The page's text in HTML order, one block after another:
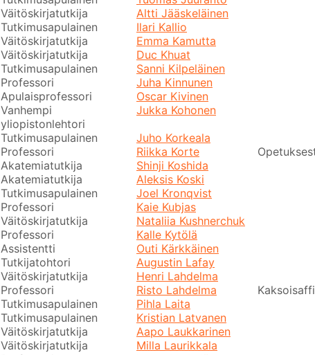
Väitöskirjatutkija
Altti Jääskeläinen
Tutkimusapulainen
Ilari Kallio
Väitöskirjatutkija
Emma Kamutta
Väitöskirjatutkija
Duc Khuat
Tutkimusapulainen
Sanni Kilpeläinen
Professori
Juha Kinnunen
Apulaisprofessori
Oscar Kivinen
Vanhempi
yliopistonlehtori
Jukka Kohonen
Tutkimusapulainen
Juho Korkeala
Professori
Riikka Korte
Akatemiatutkija
Shinji Koshida
Akatemiatutkija
Aleksis Koski
Tutkimusapulainen
Joel Kronqvist
Professori
Kaie Kubjas
Väitöskirjatutkija
Nataliia Kushnerchuk
Professori
Kalle Kytölä
Assistentti
Outi Kärkkäinen
Tutkijatohtori
Augustin Lafay
Väitöskirjatutkija
Henri Lahdelma
Professori
Risto Lahdelma
Tutkimusapulainen
Pihla Laita
Tutkimusapulainen
Kristian Latvanen
Väitöskirjatutkija
Aapo Laukkarinen
Väitöskirjatutkija
Milla Laurikkala